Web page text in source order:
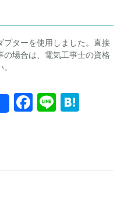
ターを使用しました。直接
の場合は、電気工事士の資格
Facebook
Line